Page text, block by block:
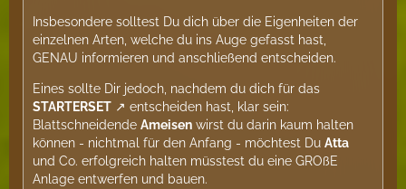
Insbesondere solltest Du dich über die Eigenheiten der
einzelnen Arten, welche du ins Auge gefasst hast,
GENAU informieren und anschließend entscheiden.
Eines sollte Dir jedoch, nachdem du dich für das
STARTERSET
entscheiden hast, klar sein:
Blattschneidende Ameisen wirst du darin kaum halten
können - nichtmal für den Anfang - möchtest Du Atta
und Co. erfolgreich halten müsstest du eine GROßE
Anlage entwerfen und bauen.